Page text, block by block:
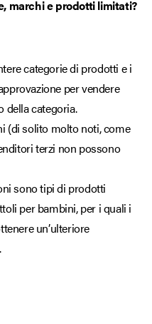
marchi e prodotti limitati?
categorie di prodotti e i
per vendere
della categoria.
(di solito molto noti, come
terzi non possono
sono tipi di prodotti
per bambini, per i quali i
un’ulteriore